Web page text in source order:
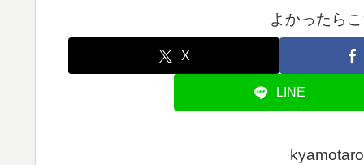
よかったら
X
LINE